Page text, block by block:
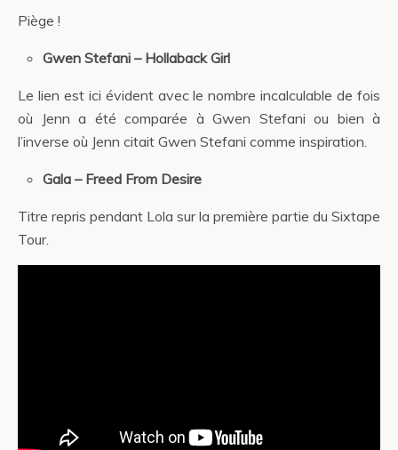
Piège !
Gwen Stefani – Hollaback Girl
Le lien est ici évident avec le nombre incalculable de fois
où Jenn a été comparée à Gwen Stefani ou bien à
l’inverse où Jenn citait Gwen Stefani comme inspiration.
Gala – Freed From Desire
Titre repris pendant Lola sur la première partie du Sixtape
Tour.